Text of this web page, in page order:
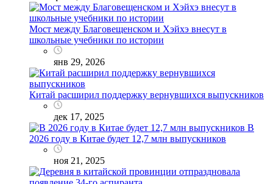
Мост между Благовещенском и Хэйхэ внесут в
школьные учебники по истории
янв 29, 2026
Китай расширил поддержку вернувшихся выпускников
дек 17, 2025
В
2026 году в Китае будет 12,7 млн выпускников
ноя 21, 2025